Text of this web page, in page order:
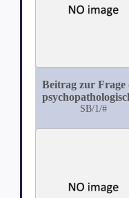
Beitrag zur Frage
Heredität
SB/1/#